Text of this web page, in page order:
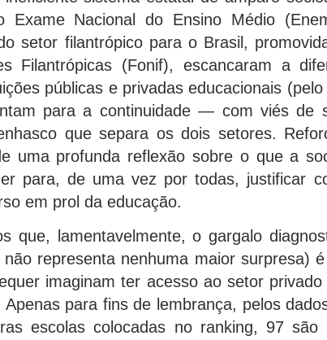
Exame Nacional do Ensino Médio
setor filantrópico para o Brasil,
Filantrópicas (Fonif), escancaram a
públicas e privadas educacionais
para a continuidade — com viés de
que separa os dois setores.
uma profunda reflexão sobre o que a
para, de uma vez por todas, justificar
em prol da educação.
que, lamentavelmente, o gargalo
representa nenhuma maior surpresa)
imaginam ter acesso ao setor
Apenas para fins de lembrança, pelos
escolas colocadas no ranking, 97